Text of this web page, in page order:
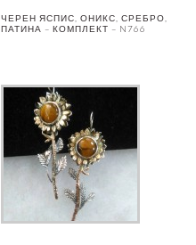
ЧЕРЕН ЯСПИС, ОНИКС, СРЕБРО,
ПАТИНА – КОМПЛЕКТ – N766